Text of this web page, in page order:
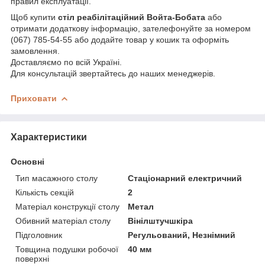
Щоб купити стіл реабілітаційний Войта-Бобата або
отримати додаткову інформацію, зателефонуйте за номером
(067) 785-54-55 або додайте товар у кошик та оформіть
замовлення.
Доставляємо по всій Україні.
Для консультацій звертайтесь до наших менеджерів.
Приховати
Характеристики
Основні
Тип масажного столу
Стаціонарний електричний
Кількість секцій
2
Матеріал конструкції столу
Метал
Обивний матеріал столу
Вінілштучшкіра
Підголовник
Регульований, Незнімний
Товщина подушки робочої
поверхні
40 мм